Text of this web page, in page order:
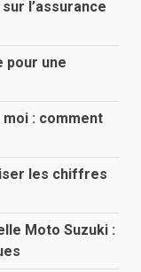
l’assurance
pour une
: comment
les chiffres
Moto Suzuki :